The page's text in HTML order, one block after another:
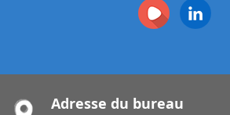
Adresse du bureau